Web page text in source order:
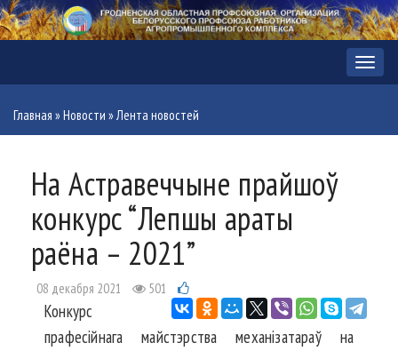
Меню
Главная »Новости »Лента новостей
На Астравеччыне прайшоў
конкурс “Лепшы араты
раёна – 2021”
08 декабря 2021 501
Конкурс
прафесійнага майстэрства механізатараў на